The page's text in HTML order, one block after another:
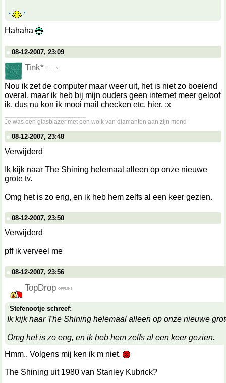
Hahaha
08-12-2007, 23:09
Tink*
Nou ik zet de computer maar weer uit, het is niet zo boeiend
overal, maar ik heb bij mijn ouders geen internet meer geloof
ik, dus nu kon ik mooi mail checken etc. hier. ;x
Je was een glasblazer met een wolk van diamanten aan zijn mond
08-12-2007, 23:48
Verwijderd
Ik kijk naar The Shining helemaal alleen op onze nieuwe
grote tv.
Omg het is zo eng, en ik heb hem zelfs al een keer gezien.
08-12-2007, 23:50
Verwijderd
pff ik verveel me
08-12-2007, 23:56
TopDrop
Stefenootje schreef:
Ik kijk naar The Shining helemaal alleen op onze nieuwe
Omg het is zo eng, en ik heb hem zelfs al een keer gezien.
Hmm.. Volgens mij ken ik m niet.
The Shining uit 1980 van Stanley Kubrick?